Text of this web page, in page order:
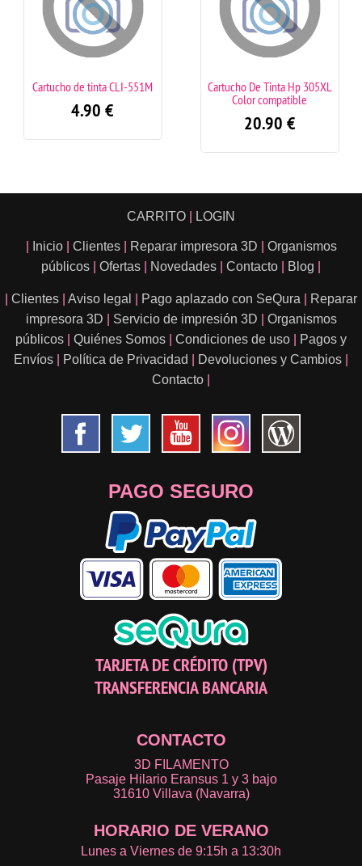
Cartucho de tinta CLI-551M
4.90 €
Cartucho De Tinta Hp 305XL
Color compatible
20.90 €
CARRITO LOGIN
Inicio Clientes Reparar impresora 3D
Organismos
públicos
Ofertas Novedades Contacto Blog
Clientes Aviso legal Pago aplazado con SeQura
Reparar
impresora 3D
Servicio de impresión 3D
Organismos
públicos
Quiénes Somos Condiciones de uso
Pagos y
Envíos
Política de Privacidad Devoluciones y Cambios
Contacto
PAGO SEGURO
TARJETA DE CRÉDITO (TPV)
TRANSFERENCIA BANCARIA
CONTACTO
3D FILAMENTO
Pasaje Hilario Eransus 1 y 3 bajo
31610 Villava (Navarra)
HORARIO DE VERANO
Lunes a Viernes de 9:15h a 13:30h